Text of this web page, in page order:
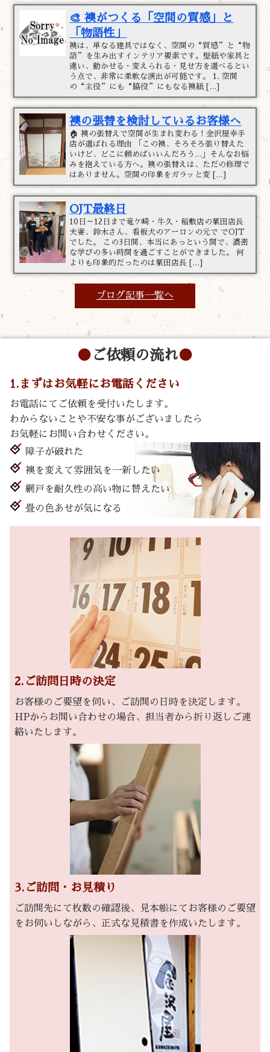
🎨 襖がつくる「空間の質感」と
「物語性」
襖は、単なる建具ではなく、空間の“質感”と“物
語”を生み出すインテリア要素です。壁紙や家具と
違い、動かせる・変えられる・見せ方を選べるとい
う点で、非常に柔軟な演出が可能です。 1. 空間
の“主役”にも“脇役”にもなる襖紙 […]
襖の張替を検討しているお客様へ
🏠 襖の張替えで空間が生まれ変わる！金沢屋幸手
店が選ばれる理由 「この襖、そろそろ張り替えた
いけど、どこに頼めばいいんだろう…」そんなお悩
みを抱えている方へ。襖の張替えは、ただの修理で
はありません。空間の印象をガラッと変 […]
OJT最終日
10日～12日まで竜ケ崎・牛久・稲敷店の栗田店長
夫妻、鈴木さん、看板犬のアーロンの元で でOJT
でした。 この3日間、本当にあっという間で、濃密
な学びの多い時間を過ごすことができました。 何
よりも印象的だったのは栗田店長 […]
ブログ記事一覧へ
ご依頼の流れ
1.まずはお気軽にお電話ください
お電話にてご依頼を受付いたします。
わからないことや不安な事がございましたら
お気軽にお問い合わせください。
障子が破れた
襖を変えて雰囲気を一新したい
網戸を耐久性の高い物に替えたい
畳の色あせが気になる
2.ご訪問日時の決定
お客様のご要望を伺い、ご訪問の日時を決定します。
HPからお問い合わせの場合、担当者から折り返しご連
絡いたします。
3.ご訪問・お見積り
ご訪問先にて枚数の確認後、見本帳にてお客様のご要望
をお伺いしながら、正式な見積書を作成いたします。